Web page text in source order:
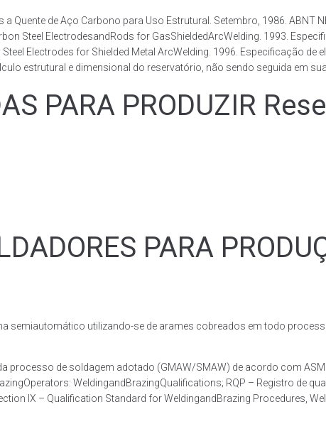
Quente de Aço Carbono para Uso Estrutural. Setembro, 1986. ABNT
Steel ElectrodesandRods for GasShieldedArcWelding. 1993.
Electrodes for Shielded Metal ArcWelding. 1996. Especificação de
estrutural e dimensional do reservatório, não sendo seguida em sua
PARA PRODUZIR
PARA
utilizando-se de arames cobreados em todo
de soldagem adotado (GMAW/SMAW) de acordo com
WeldingandBrazingQualifications; RQP – Registro de
IX – Qualification Standard for WeldingandBrazing Procedures,